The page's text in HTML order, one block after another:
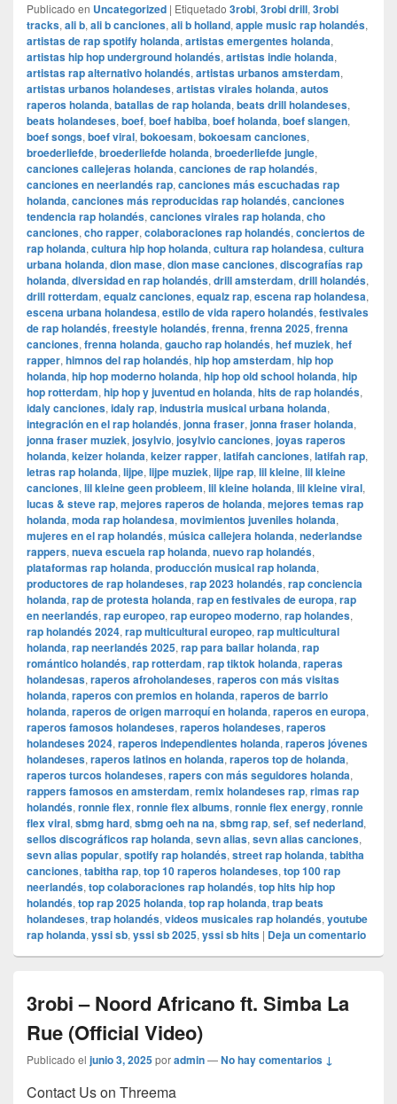
Publicado en Uncategorized | Etiquetado 3robi, 3robi drill, 3robi
tracks, ali b, ali b canciones, ali b holland, apple music rap holandés,
artistas de rap spotify holanda, artistas emergentes holanda,
artistas hip hop underground holandés, artistas indie holanda,
artistas rap alternativo holandés, artistas urbanos amsterdam,
artistas urbanos holandeses, artistas virales holanda, autos
raperos holanda, batallas de rap holanda, beats drill holandeses,
beats holandeses, boef, boef habiba, boef holanda, boef slangen,
boef songs, boef viral, bokoesam, bokoesam canciones,
broederliefde, broederliefde holanda, broederliefde jungle,
canciones callejeras holanda, canciones de rap holandés,
canciones en neerlandés rap, canciones más escuchadas rap
holanda, canciones más reproducidas rap holandés, canciones
tendencia rap holandés, canciones virales rap holanda, cho
canciones, cho rapper, colaboraciones rap holandés, conciertos de
rap holanda, cultura hip hop holanda, cultura rap holandesa, cultura
urbana holanda, dion mase, dion mase canciones, discografías rap
holanda, diversidad en rap holandés, drill amsterdam, drill holandés,
drill rotterdam, equalz canciones, equalz rap, escena rap holandesa,
escena urbana holandesa, estilo de vida rapero holandés, festivales
de rap holandés, freestyle holandés, frenna, frenna 2025, frenna
canciones, frenna holanda, gaucho rap holandés, hef muziek, hef
rapper, himnos del rap holandés, hip hop amsterdam, hip hop
holanda, hip hop moderno holanda, hip hop old school holanda, hip
hop rotterdam, hip hop y juventud en holanda, hits de rap holandés,
idaly canciones, idaly rap, industria musical urbana holanda,
integración en el rap holandés, jonna fraser, jonna fraser holanda,
jonna fraser muziek, josylvio, josylvio canciones, joyas raperos
holanda, keizer holanda, keizer rapper, latifah canciones, latifah rap,
letras rap holanda, lijpe, lijpe muziek, lijpe rap, lil kleine, lil kleine
canciones, lil kleine geen probleem, lil kleine holanda, lil kleine viral,
lucas & steve rap, mejores raperos de holanda, mejores temas rap
holanda, moda rap holandesa, movimientos juveniles holanda,
mujeres en el rap holandés, música callejera holanda, nederlandse
rappers, nueva escuela rap holanda, nuevo rap holandés,
plataformas rap holanda, producción musical rap holanda,
productores de rap holandeses, rap 2023 holandés, rap conciencia
holanda, rap de protesta holanda, rap en festivales de europa, rap
en neerlandés, rap europeo, rap europeo moderno, rap holandes,
rap holandés 2024, rap multicultural europeo, rap multicultural
holanda, rap neerlandés 2025, rap para bailar holanda, rap
romántico holandés, rap rotterdam, rap tiktok holanda, raperas
holandesas, raperos afroholandeses, raperos con más visitas
holanda, raperos con premios en holanda, raperos de barrio
holanda, raperos de origen marroquí en holanda, raperos en europa,
raperos famosos holandeses, raperos holandeses, raperos
holandeses 2024, raperos independientes holanda, raperos jóvenes
holandeses, raperos latinos en holanda, raperos top de holanda,
raperos turcos holandeses, rapers con más seguidores holanda,
rappers famosos en amsterdam, remix holandeses rap, rimas rap
holandés, ronnie flex, ronnie flex albums, ronnie flex energy, ronnie
flex viral, sbmg hard, sbmg oeh na na, sbmg rap, sef, sef nederland,
sellos discográficos rap holanda, sevn alias, sevn alias canciones,
sevn alias popular, spotify rap holandés, street rap holanda, tabitha
canciones, tabitha rap, top 10 raperos holandeses, top 100 rap
neerlandés, top colaboraciones rap holandés, top hits hip hop
holandés, top rap 2025 holanda, top rap holanda, trap beats
holandeses, trap holandés, videos musicales rap holandés, youtube
rap holanda, yssi sb, yssi sb 2025, yssi sb hits | Deja un comentario
3robi – Noord Africano ft. Simba La
Rue (Official Video)
Publicado el junio 3, 2025poradmin—No hay comentarios ↓
Contact Us on Threema